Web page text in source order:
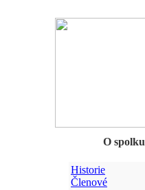
O spolku
Historie
Členové